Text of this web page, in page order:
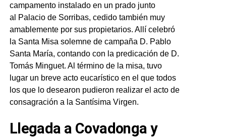
campamento instalado en un prado junto
al Palacio de Sorribas, cedido también muy
amablemente por sus propietarios. Allí celebró
la Santa Misa solemne de campaña D. Pablo
Santa María, contando con la predicación de D.
Tomás Minguet. Al término de la misa, tuvo
lugar un breve acto eucarístico en el que todos
los que lo desearon pudieron realizar el acto de
consagración a la Santísima Virgen.
Llegada a Covadonga y